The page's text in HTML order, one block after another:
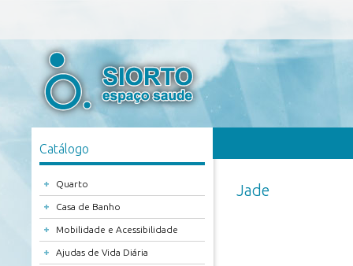
Catálogo
+ Quarto
+ Casa de Banho
+ Mobilidade e Acessibilidade
+ Ajudas de Vida Diária
Jade